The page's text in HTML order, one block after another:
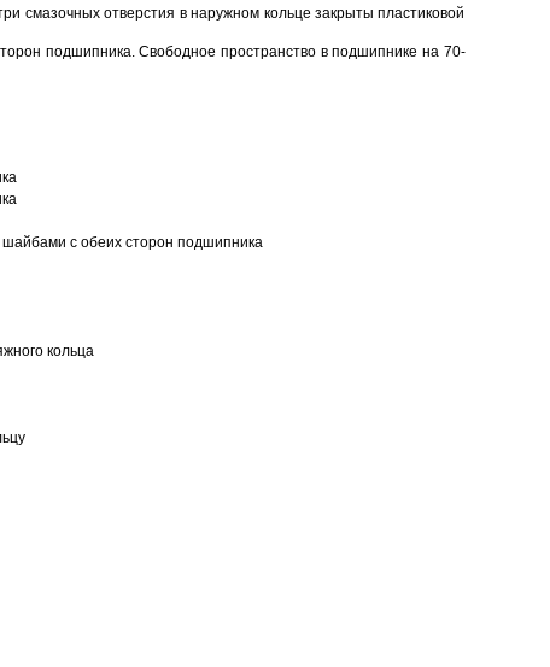
смазочных отверстия в наружном кольце закрыты пластиковой
подшипника. Свободное пространство в подшипнике на 70-
с обеих сторон подшипника
кольца